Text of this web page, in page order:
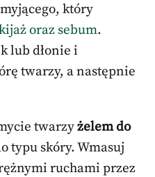
który
oraz sebum.
lub dłonie i
twarzy, a następnie
twarzyżelem do
typu skóry. Wmasuj
ruchami przez